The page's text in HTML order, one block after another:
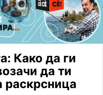
Како да ги
да ти
раскрсница